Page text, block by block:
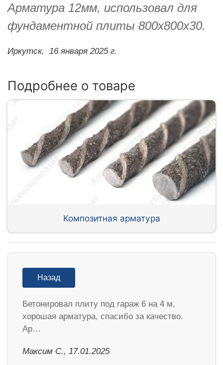
Арматура 12мм, использовал для
фундаментной плиты 800х800х30.
Иркутск, 16 января 2025 г.
Подробнее о товаре
Композитная арматура
Назад
Бетонировал плиту под гараж 6 на 4 м,
хорошая арматура, спасибо за качество.
Ар…
Максим С., 17.01.2025